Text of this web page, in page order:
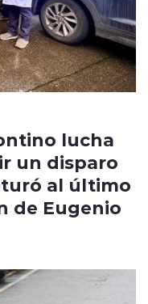
lucha
un disparo
al último
de Eugenio